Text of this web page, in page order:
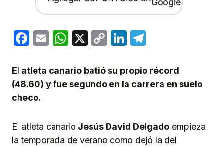
Facebook
EmailWhatsApp
X
CopyLinkedIn
El atleta canario batió su propio récord
(48.60) y fue segundo en la carrera en suelo
checo.
El atleta canario Jesús David Delgado empieza
la temporada de verano como dejó la del